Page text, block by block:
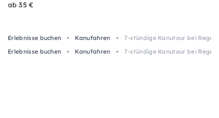
ab 35 €
Erlebnisse buchen Kanufahren
7-stündige Kanutour bei
Erlebnisse buchen
Kanufahren 7-stündige Kanutour bei